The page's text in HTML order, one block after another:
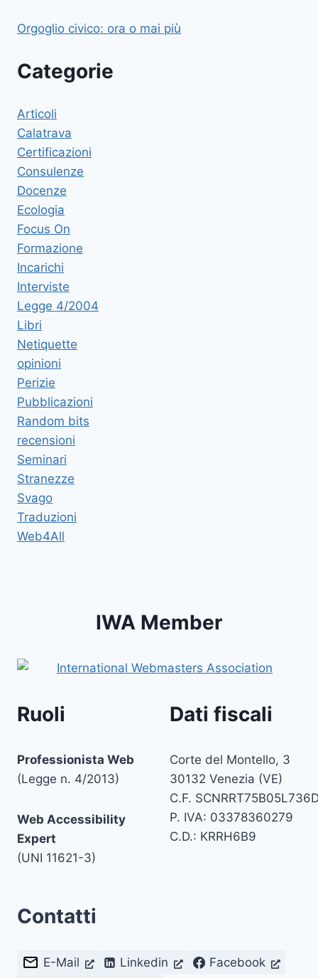
Orgoglio civico: ora o mai più
Categorie
Articoli
Calatrava
Certificazioni
Consulenze
Docenze
Ecologia
Focus On
Formazione
Incarichi
Interviste
Legge 4/2004
Libri
Netiquette
opinioni
Perizie
Pubblicazioni
Random bits
recensioni
Seminari
Stranezze
Svago
Traduzioni
Web4All
IWA Member
Ruoli
Professionista Web
(Legge n. 4/2013)
Web Accessibility
Expert
(UNI 11621-3)
Dati fiscali
Corte del Montello, 3
30132 Venezia (VE)
C.F.
P. IVA: 03378360279
C.D.: KRRH6B9
Contatti
E-Mail Linkedin Facebook